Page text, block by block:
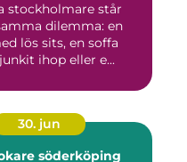
stockholmare står
dilemma: en
lös sits, en soffa
ihop eller e...
30. jun
söderköping